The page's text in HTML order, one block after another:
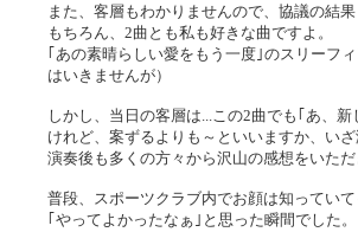
また、客層もわかりませんので、協議の結
もちろん、2曲とも私も好きな曲ですよ。
｢あの素晴らしい愛をもう一度｣のスリーフ
はいきませんが）
しかし、当日の客層は...この2曲でも｢あ、
けれど、案ずるよりも～といいますか、い
演奏後も多くの方々から沢山の感想をいただ
普段、スポーツクラブ内でお顔は知ってい
｢やってよかったなぁ｣と思った瞬間でした。